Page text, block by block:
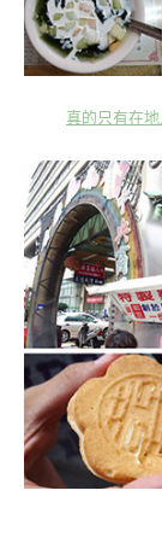
真的只有在